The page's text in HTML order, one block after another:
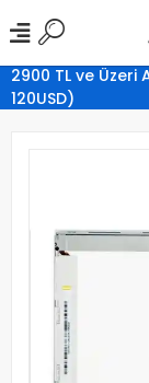
2900 TL ve Üzeri
120USD)